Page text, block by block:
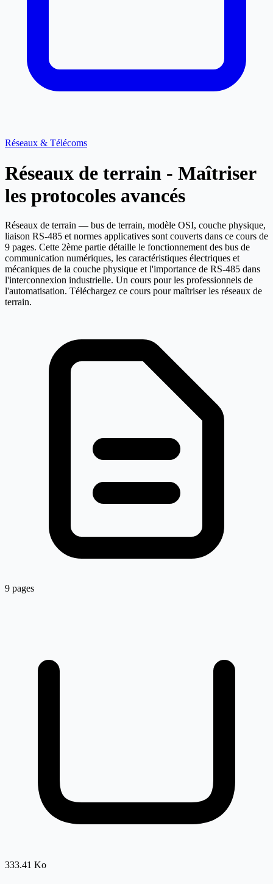
Réseaux & Télécoms
Réseaux de terrain - Maîtriser
les protocoles avancés
Réseaux de terrain — bus de terrain, modèle OSI, couche physique,
liaison RS-485 et normes applicatives sont couverts dans ce cours de
9 pages. Cette 2ème partie détaille le fonctionnement des bus de
communication numériques, les caractéristiques électriques et
mécaniques de la couche physique et l'importance de RS-485 dans
l'interconnexion industrielle. Un cours pour les professionnels de
l'automatisation. Téléchargez ce cours pour maîtriser les réseaux de
terrain.
9 pages
333.41 Ko